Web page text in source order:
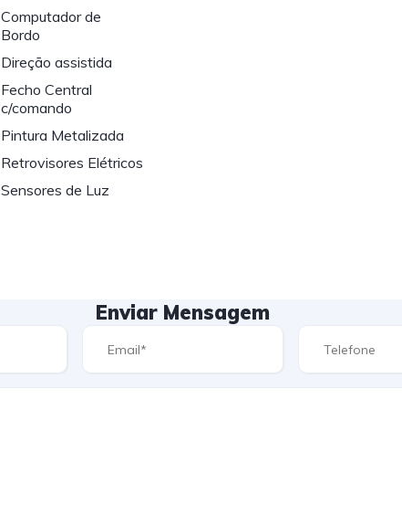
Computador de
Bordo
Direção assistida
Fecho Central
c/comando
Pintura Metalizada
Retrovisores Elétricos
Sensores de Luz
Enviar Mensagem